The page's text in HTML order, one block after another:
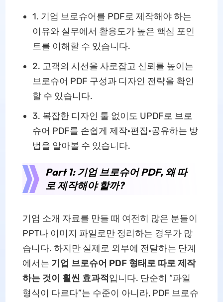
1. 기업 브로슈어를 PDF로 제작해야 하는
이유와 실무에서 활용도가 높은 핵심 포인
트를 이해할 수 있습니다.
2. 고객의 시선을 사로잡고 신뢰를 높이는
브로슈어 PDF 구성과 디자인 전략을 확인
할 수 있습니다.
3. 복잡한 디자인 툴 없이도 UPDF로 브로
슈어 PDF를 손쉽게 제작·편집·공유하는 방
법을 알아볼 수 있습니다.
Part 1: 기업 브로슈어 PDF, 왜 따
로 제작해야 할까?
기업 소개 자료를 만들 때 여전히 많은 분들이
PPT나 이미지 파일로만 정리하는 경우가 많
습니다. 하지만 실제로 외부에 전달하는 단계
에서는 기업 브로슈어 PDF 형태로 따로 제작
하는 것이 훨씬 효과적 입니다. 단순히 “파일
형식이 다르다”는 수준이 아니라, PDF 브로슈